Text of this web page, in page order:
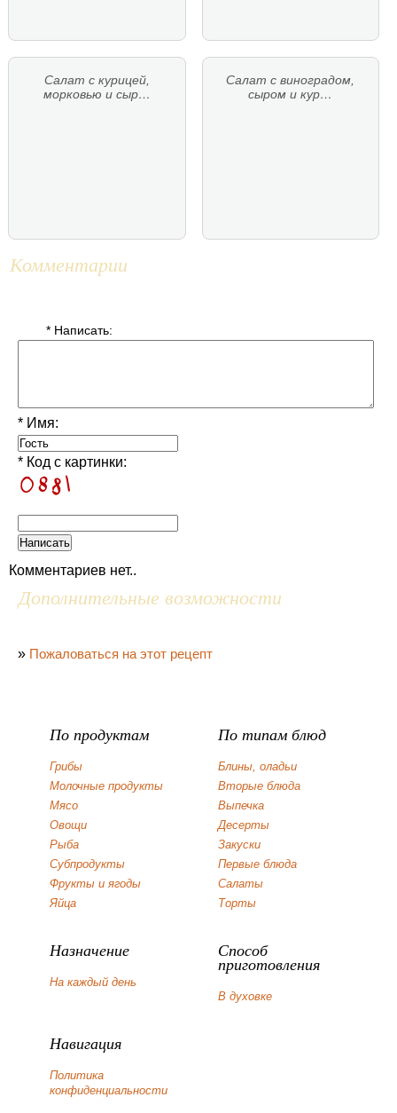
Салат с курицей,
морковью и сыр…
Салат с виноградом,
сыром и кур…
Комментарии
* Написать:
* Имя:
* Код с картинки:
Комментариев нет..
Дополнительные возможности
» Пожаловаться на этот рецепт
По продуктам
Грибы
Молочные продукты
Мясо
Овощи
Рыба
Субпродукты
Фрукты и ягоды
Яйца
По типам блюд
Блины, оладьи
Вторые блюда
Выпечка
Десерты
Закуски
Первые блюда
Салаты
Торты
Назначение
На каждый день
Способ
приготовления
В духовке
Навигация
Политика
конфиденциальности